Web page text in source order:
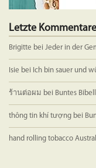
Letzte Kommentare
Brigitte bei Jeder in der
Isie bei Ich bin sauer und
ร้านต่อผม bei Buntes
thông tin khí tượng bei
hand rolling tobacco